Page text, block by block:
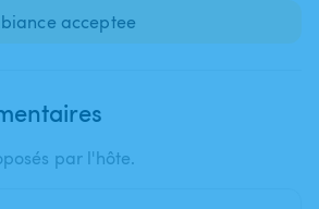
acceptee
par l'hôte.